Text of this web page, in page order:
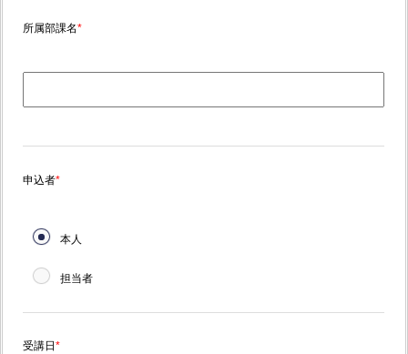
所属部課名*
申込者*
本人
担当者
受講日*